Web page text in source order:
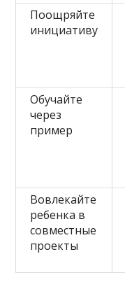
Поощряйте
инициативу
Обучайте
через
пример
Вовлекайте
ребенка в
совместные
проекты